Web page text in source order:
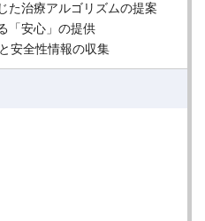
た治療アルゴリズムの提案
「安心」の提供
安全性情報の収集